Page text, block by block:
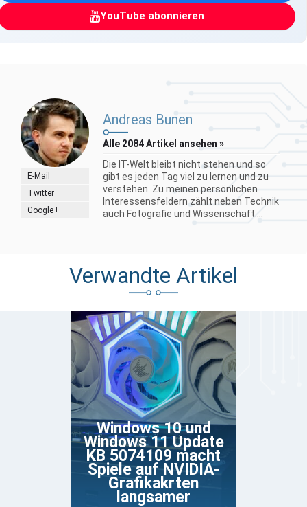
YouTube abonnieren
E-Mail
Twitter
Google+
Andreas Bunen
Alle 2084 Artikel ansehen »
Die IT-Welt bleibt nicht stehen und so
gibt es jeden Tag viel zu lernen und zu
verstehen. Zu meinen persönlichen
Interessensfeldern zählt neben Technik
auch Fotografie und Wissenschaft....
Verwandte Artikel
Windows 10 und
Windows 11 Update
KB 5074109 macht
Spiele auf NVIDIA-
Grafikakrten
langsamer